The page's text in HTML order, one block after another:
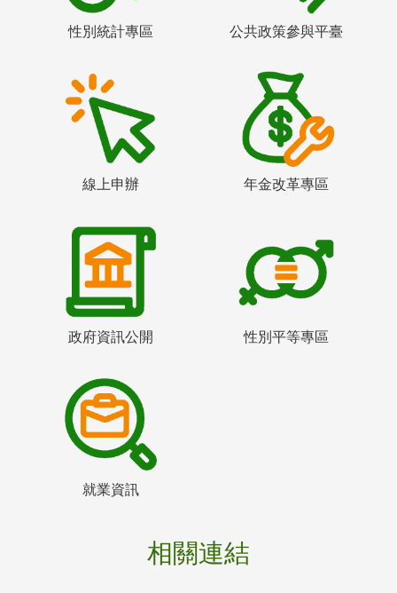
性別統計專區 公共政策參與平臺
線上申辦 年金改革專區
政府資訊公開 性別平等專區
就業資訊
相關連結